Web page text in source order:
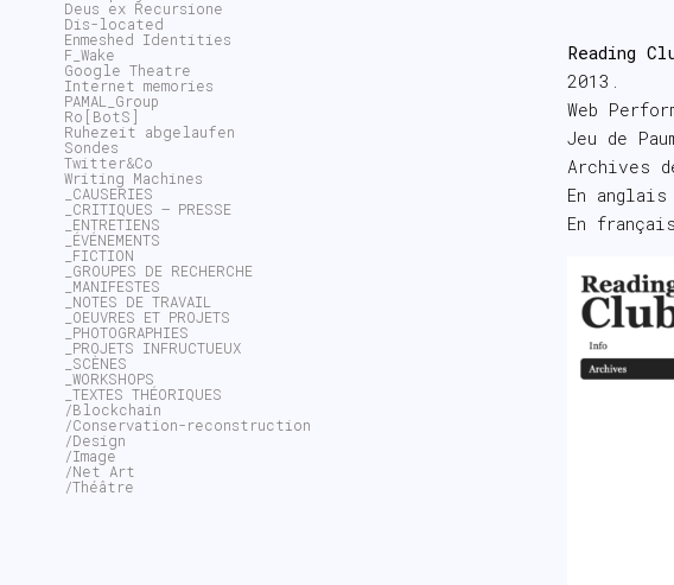
Reading
2013.
Web
Jeu de
Archives
En
En
Deus ex Recursione
Dis-located
Enmeshed Identities
F_Wake
Google Theatre
Internet memories
PAMAL_Group
Ro[BotS]
Ruhezeit abgelaufen
Sondes
Twitter&Co
Writing Machines
_CAUSERIES
_CRITIQUES – PRESSE
_ENTRETIENS
_ÉVÉNEMENTS
_FICTION
_GROUPES DE RECHERCHE
_MANIFESTES
_NOTES DE TRAVAIL
_OEUVRES ET PROJETS
_PHOTOGRAPHIES
_PROJETS INFRUCTUEUX
_SCÈNES
_WORKSHOPS
_TEXTES THÉORIQUES
/Blockchain
/Conservation-reconstruction
/Design
/Image
/Net Art
/Théâtre